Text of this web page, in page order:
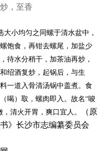
，至香
小均匀之同螺于清水盆中，
饱食，再钳去螺尾，加盐少
待水分稍干，加茶油再炒，
绍酒复炒，起锅后，与生
一道入骨清汤锅中盖煮。食
喝）取，螺肉即入。故名“唆
清火开胃，爽口宜人。
（原
》长沙市志编纂委员会